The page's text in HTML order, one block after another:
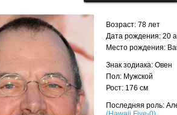
Возраст: 78 лет
Дата рождения: 20
Место рождения:
Знак зодиака: Овен
Пол: Мужской
Рост: 176 см
Последняя роль: